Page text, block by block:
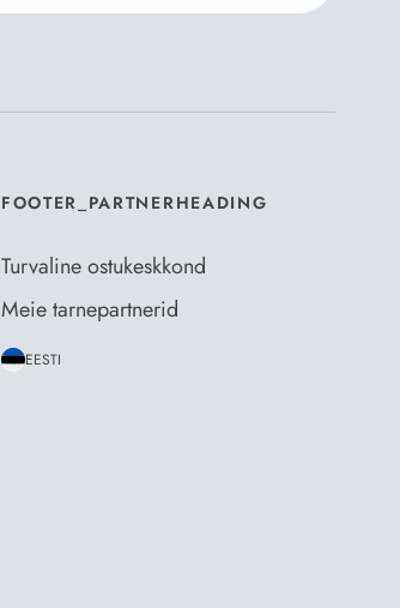
FOOTER_PARTNERHEADING
Turvaline ostukeskkond
Meie tarnepartnerid
EESTI